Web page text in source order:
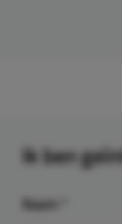
Ik ben
Naam